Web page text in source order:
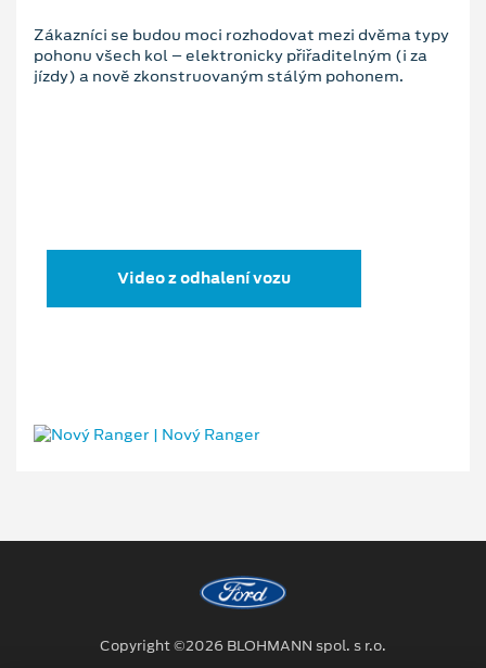
Zákazníci se budou moci rozhodovat mezi dvěma typy
pohonu všech kol – elektronicky přiřaditelným (i za
jízdy) a nově zkonstruovaným stálým pohonem.
Video z odhalení vozu
Copyright ©2026 BLOHMANN spol. s r.o.